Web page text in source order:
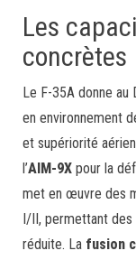
Les
concrètes
Le F-35A donne
en environnement
et supériorité
l’AIM-9X pour la
met en œuvre des
I/II, permettant
réduite. La fusion